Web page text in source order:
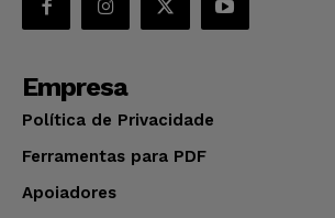
Empresa
Política de Privacidade
Ferramentas para PDF
Apoiadores